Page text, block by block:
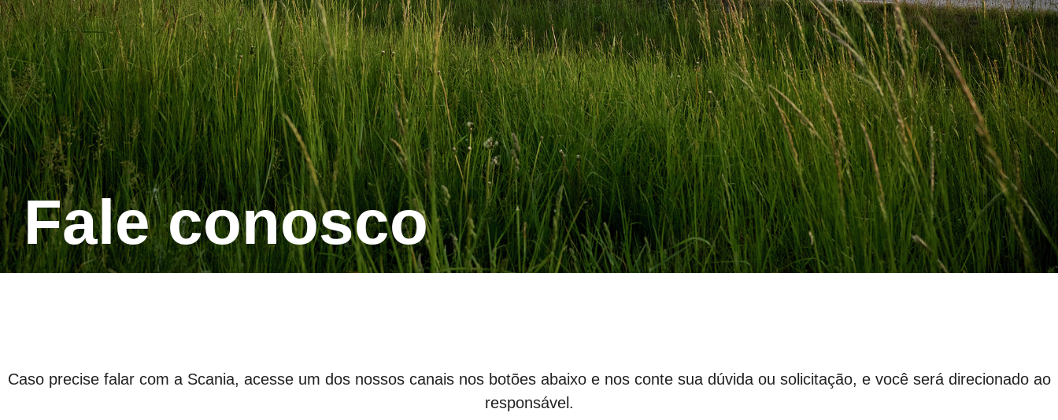
Fale conosco
Caso precise falar com a Scania, acesse um dos nossos canais nos botões abaixo e nos conte sua dúvida ou solicitação, e você será direcionado ao
responsável.